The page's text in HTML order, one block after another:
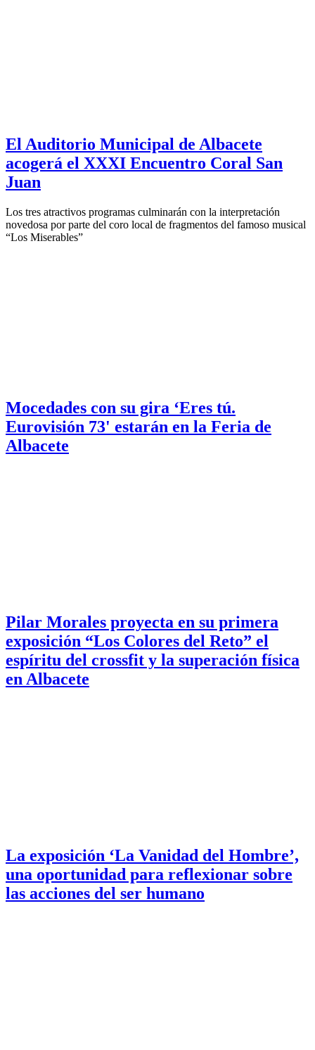
El Auditorio Municipal de Albacete
acogerá el XXXI Encuentro Coral San
Juan
Los tres atractivos programas culminarán con la interpretación
novedosa por parte del coro local de fragmentos del famoso musical
“Los Miserables”
Mocedades con su gira ‘Eres tú.
Eurovisión 73' estarán en la Feria de
Albacete
Pilar Morales proyecta en su primera
exposición “Los Colores del Reto” el
espíritu del crossfit y la superación física
en Albacete
La exposición ‘La Vanidad del Hombre’,
una oportunidad para reflexionar sobre
las acciones del ser humano